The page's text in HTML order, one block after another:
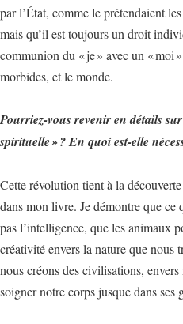
par l’État, comme le prétendaient
mais qu’il est toujours un droit
communion du « je » avec un « moi
morbides, et le monde.
Pourriez-vous revenir en détails
spirituelle » ? En quoi est-elle
Cette révolution tient à la
dans mon livre. Je démontre que ce
pas l’intelligence, que les animaux
créativité envers la nature que nous
nous créons des civilisations,
soigner notre corps jusque dans ses